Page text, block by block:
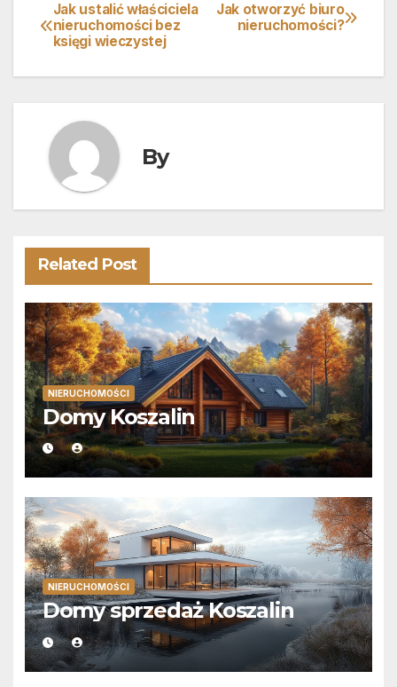
Nawigacja
wpisu
Jak otworzyć biuro
nieruchomości?
Jak ustalić właściciela
nieruchomości bez
księgi wieczystej
By
Related Post
NIERUCHOMOŚCI
Domy Koszalin
NIERUCHOMOŚCI
Domy sprzedaż Koszalin